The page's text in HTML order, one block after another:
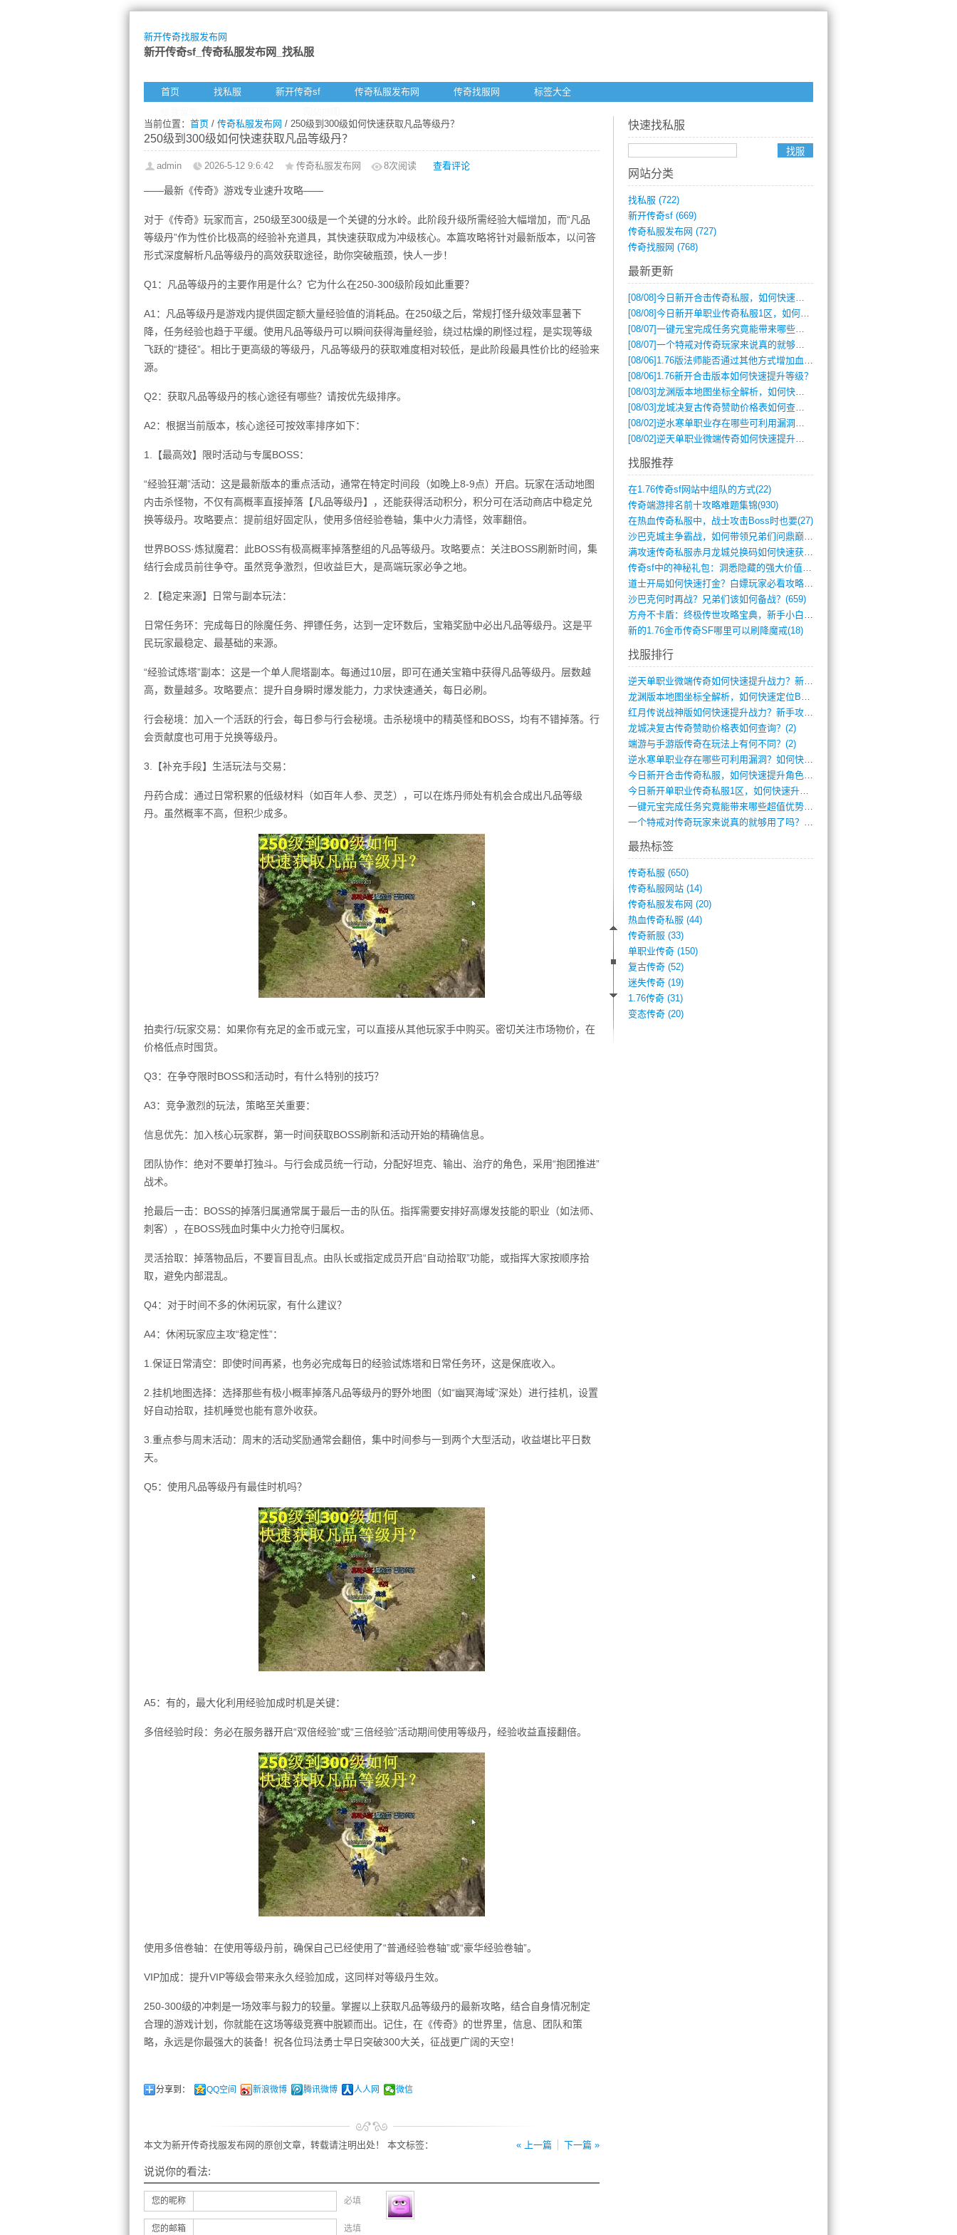
新开传奇找服发布网
新开传奇sf_传奇私服发布网_找私服
首页 找私服 新开传奇sf 传奇私服发布网 传奇找服网
标签大全
当前位置： 首页 / 传奇私服发布网 / 250级到300级如何快速获取凡品等级丹？
250级到300级如何快速获取凡品等级丹？
admin 2026-5-12 9:6:42 传奇私服发布网 8次阅读 查看评论
——最新《传奇》游戏专业速升攻略——
对于《传奇》玩家而言，250级至300级是一个关键的分水岭。此阶段升级所需经验大幅增加，而“凡品
等级丹”作为性价比极高的经验补充道具，其快速获取成为冲级核心。本篇攻略将针对最新版本，以问答
形式深度解析凡品等级丹的高效获取途径，助你突破瓶颈，快人一步！
Q1：凡品等级丹的主要作用是什么？它为什么在250-300级阶段如此重要？
A1：凡品等级丹是游戏内提供固定额大量经验值的消耗品。在250级之后，常规打怪升级效率显著下
降，任务经验也趋于平缓。使用凡品等级丹可以瞬间获得海量经验，绕过枯燥的刷怪过程，是实现等级
飞跃的“捷径”。相比于更高级的等级丹，凡品等级丹的获取难度相对较低，是此阶段最具性价比的经验来
源。
Q2：获取凡品等级丹的核心途径有哪些？请按优先级排序。
A2：根据当前版本，核心途径可按效率排序如下：
1.【最高效】限时活动与专属BOSS：
“经验狂潮”活动：这是最新版本的重点活动，通常在特定时间段（如晚上8-9点）开启。玩家在活动地图
内击杀怪物，不仅有高概率直接掉落【凡品等级丹】，还能获得活动积分，积分可在活动商店中稳定兑
换等级丹。攻略要点：提前组好固定队，使用多倍经验卷轴，集中火力清怪，效率翻倍。
世界BOSS·炼狱魔君：此BOSS有极高概率掉落整组的凡品等级丹。攻略要点：关注BOSS刷新时间，集
结行会成员前往争夺。虽然竞争激烈，但收益巨大，是高端玩家必争之地。
2.【稳定来源】日常与副本玩法：
日常任务环：完成每日的除魔任务、押镖任务，达到一定环数后，宝箱奖励中必出凡品等级丹。这是平
民玩家最稳定、最基础的来源。
“经验试炼塔”副本：这是一个单人爬塔副本。每通过10层，即可在通关宝箱中获得凡品等级丹。层数越
高，数量越多。攻略要点：提升自身瞬时爆发能力，力求快速通关，每日必刷。
行会秘境：加入一个活跃的行会，每日参与行会秘境。击杀秘境中的精英怪和BOSS，均有不错掉落。行
会贡献度也可用于兑换等级丹。
3.【补充手段】生活玩法与交易：
丹药合成：通过日常积累的低级材料（如百年人参、灵芝），可以在炼丹师处有机会合成出凡品等级
丹。虽然概率不高，但积少成多。
拍卖行/玩家交易：如果你有充足的金币或元宝，可以直接从其他玩家手中购买。密切关注市场物价，在
价格低点时囤货。
Q3：在争夺限时BOSS和活动时，有什么特别的技巧？
A3：竞争激烈的玩法，策略至关重要：
信息优先：加入核心玩家群，第一时间获取BOSS刷新和活动开始的精确信息。
团队协作：绝对不要单打独斗。与行会成员统一行动，分配好坦克、输出、治疗的角色，采用“抱团推进”
战术。
抢最后一击：BOSS的掉落归属通常属于最后一击的队伍。指挥需要安排好高爆发技能的职业（如法师、
刺客），在BOSS残血时集中火力抢夺归属权。
灵活拾取：掉落物品后，不要盲目乱点。由队长或指定成员开启“自动拾取”功能，或指挥大家按顺序拾
取，避免内部混乱。
Q4：对于时间不多的休闲玩家，有什么建议？
A4：休闲玩家应主攻“稳定性”：
1.保证日常清空：即使时间再紧，也务必完成每日的经验试炼塔和日常任务环，这是保底收入。
2.挂机地图选择：选择那些有极小概率掉落凡品等级丹的野外地图（如“幽冥海域”深处）进行挂机，设置
好自动拾取，挂机睡觉也能有意外收获。
3.重点参与周末活动：周末的活动奖励通常会翻倍，集中时间参与一到两个大型活动，收益堪比平日数
天。
Q5：使用凡品等级丹有最佳时机吗？
A5：有的，最大化利用经验加成时机是关键：
多倍经验时段：务必在服务器开启“双倍经验”或“三倍经验”活动期间使用等级丹，经验收益直接翻倍。
使用多倍卷轴：在使用等级丹前，确保自己已经使用了“普通经验卷轴”或“豪华经验卷轴”。
VIP加成：提升VIP等级会带来永久经验加成，这同样对等级丹生效。
250-300级的冲刺是一场效率与毅力的较量。掌握以上获取凡品等级丹的最新攻略，结合自身情况制定
合理的游戏计划，你就能在这场等级竞赛中脱颖而出。记住，在《传奇》的世界里，信息、团队和策
略，永远是你最强大的装备！祝各位玛法勇士早日突破300大关，征战更广阔的天空！
分享到： QQ空间 新浪微博 腾讯微博 人人网 微信
« 上一篇 下一篇 »
本文为新开传奇找服发布网的原创文章，转载请注明出处！ 本文标签：
说说你的看法:
您的昵称 必填
您的邮箱 选填
快速找私服
网站分类
找私服 (722)
新开传奇sf (669)
传奇私服发布网 (727)
传奇找服网 (768)
最新更新
[08/08]今日新开合击传奇私服，如何快速提升角色战力？
[08/08]今日新开单职业传奇私服1区，如何快速升级与获取顶级装备？
[08/07]一键元宝完成任务究竟能带来哪些超值优势？
[08/07]一个特戒对传奇玩家来说真的就够用了吗？
[08/06] 1.76版法师能否通过其他方式增加血量？
[08/06] 1.76新开合击版本如何快速提升等级？
[08/03]龙渊版本地图坐标全解析，如何快速定位BOSS位置？
[08/03]龙城决复古传奇赞助价格表如何查询？
[08/02]逆水寒单职业存在哪些可利用漏洞？如何快速提升战力？
[08/02]逆天单职业微端传奇如何快速提升战力？新手必看攻略
找服推荐
在1.76传奇sf网站中组队的方式(22)
传奇端游排名前十攻略难题集锦(930)
在热血传奇私服中，战士攻击Boss时也要(27)
沙巴克城主争霸战，如何带领兄弟们问鼎巅峰(565)
满攻速传奇私服赤月龙城兑换码如何快速获取(676)
传奇sf中的神秘礼包：洞悉隐藏的强大价值(427)
道士开局如何快速打金？白嫖玩家必看攻略(5)
沙巴克何时再战？兄弟们该如何备战？(659)
方舟不卡盾：终极传世攻略宝典，新手小白逆(495)
新的1.76金币传奇SF哪里可以刷降魔戒(18)
找服排行
逆天单职业微端传奇如何快速提升战力？新手(4)
龙渊版本地图坐标全解析，如何快速定位BO(3)
红月传说战神版如何快速提升战力？新手攻略(3)
龙城决复古传奇赞助价格表如何查询？(2)
端游与手游版传奇在玩法上有何不同？(2)
逆水寒单职业存在哪些可利用漏洞？如何快速(1)
今日新开合击传奇私服，如何快速提升角色战(0)
今日新开单职业传奇私服1区，如何快速升级(0)
一键元宝完成任务究竟能带来哪些超值优势？(0)
一个特戒对传奇玩家来说真的就够用了吗？(0)
最热标签
传奇私服 (650)
传奇私服网站 (14)
传奇私服发布网 (20)
热血传奇私服 (44)
传奇新服 (33)
单职业传奇 (150)
复古传奇 (52)
迷失传奇 (19)
1.76传奇 (31)
变态传奇 (20)